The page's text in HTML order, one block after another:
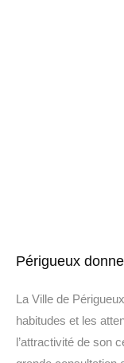
Périgueux
La Ville de
habitudes et les
l’attractivité de son